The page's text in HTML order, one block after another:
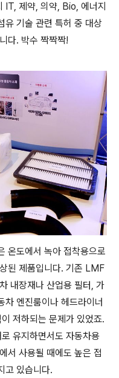
IT, 제약, 의약, Bio, 에너지
유 기술 관련 특허 중 대상
다. 박수 짝짝짝!
온도에서 녹아 접착용으로
된 제품입니다. 기존 LMF
내장재나 산업용 필터, 가
차 엔진룸이나 헤드라이너
저하되는 문제가 있었죠.
유지하면서도 자동차용
서 사용될 때에도 높은 접
고 있습니다.